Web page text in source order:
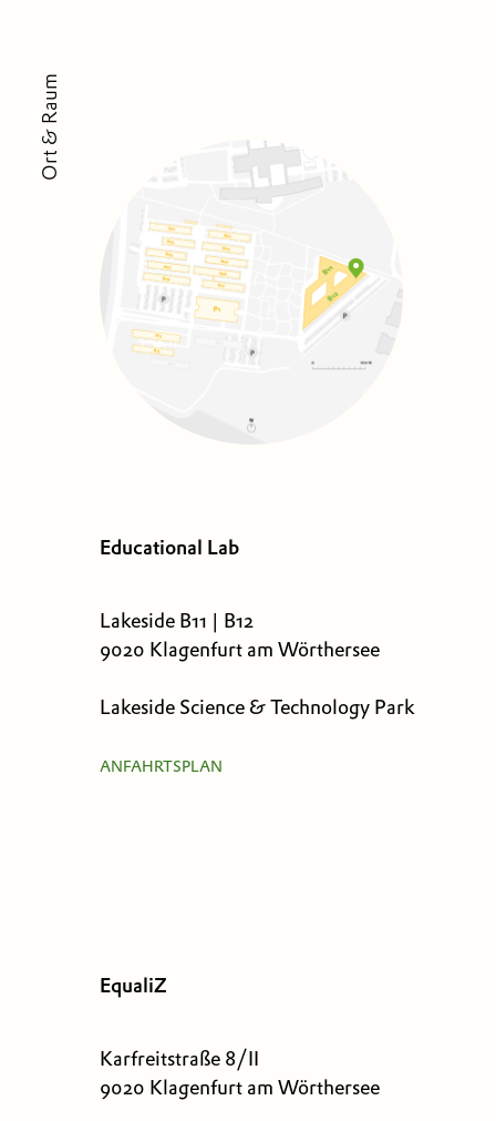
Ort & Raum
Educational Lab
Lakeside B11 | B12
9020 Klagenfurt am Wörthersee
Lakeside Science & Technology Park
ANFAHRTSPLAN
EqualiZ
Karfreitstraße 8/II
9020 Klagenfurt am Wörthersee